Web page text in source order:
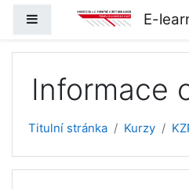
Přejít k hlavnímu obsahu
Boční panel E-
Informace
Titulní stránka Kurzy